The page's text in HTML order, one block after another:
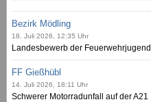
Bezirk Mödling
18. Juli 2026, 12:35 Uhr
Landesbewerb der Feuerwehrjugend
FF Gießhübl
14. Juli 2026, 18:11 Uhr
Schwerer Motorradunfall auf der A21